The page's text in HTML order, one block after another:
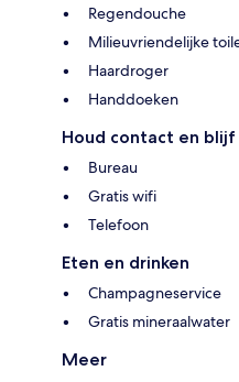
Regendouche
Milieuvriendelijke
Haardroger
Handdoeken
Houd contact en
Bureau
Gratis wifi
Telefoon
Eten en drinken
Champagneservice
Gratis mineraalwater
Meer